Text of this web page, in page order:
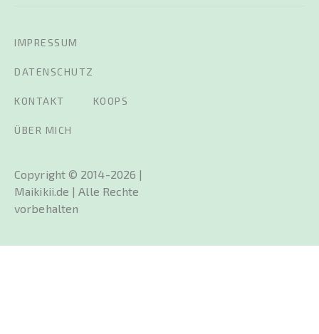
Copyright © 2014-2026 |
Maikikii.de | Alle Rechte
vorbehalten
IMPRESSUM
DATENSCHUTZ
KONTAKT KOOPS
ÜBER MICH